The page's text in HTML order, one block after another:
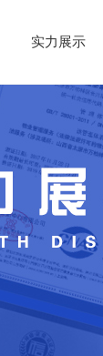
实力展示